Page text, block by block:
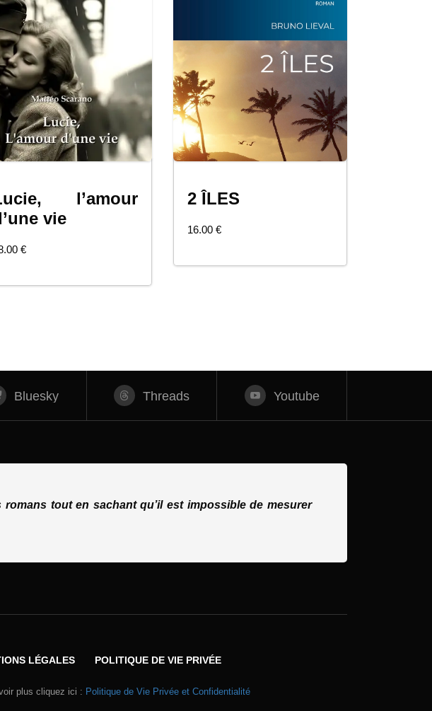
COMMANDER
l’amour
vie
€
2 ÎLES
16.00 €
Bluesky Threads Youtube
tout en sachant qu’il est impossible de mesurer
LÉGALES POLITIQUE DE VIE PRIVÉE
plus cliquez ici : Politique de Vie Privée et Confidentialité